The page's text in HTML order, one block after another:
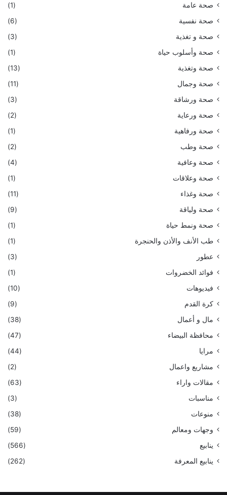
صحة عامة
(1)
صحة نفسية
(6)
صحة و تغذية
(3)
صحة وأسلوب حياة
(1)
صحة وتغذية
(13)
صحة وجمال
(11)
صحة ورشاقة
(3)
صحة ورعاية
(2)
صحة ورفاهية
(1)
صحة وطب
(2)
صحة وعافية
(4)
صحة وعلاقات
(1)
صحة وغذاء
(11)
صحة ولياقة
(9)
صحة ونمط حياة
(1)
طب الأنف والأذن والحنجرة
(1)
عطور
(3)
فوائد الخضروات
(1)
فيديوهات
(10)
كرة القدم
(9)
مال و أعمال
(38)
محافظة البيضاء
(47)
مرايا
(44)
مشاريع واعمال
(2)
مقالات واراء
(63)
مناسبات
(3)
منوعات
(38)
وجهات ومعالم
(59)
ينابيع
(566)
ينابيع المعرفة
(262)